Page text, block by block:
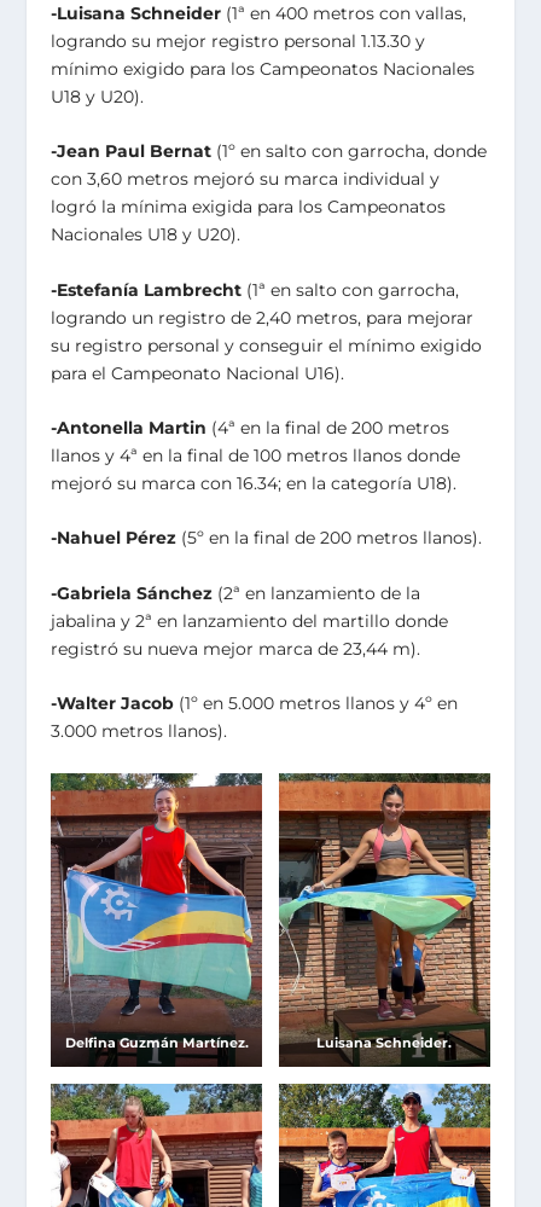
-Luisana Schneider (1ª en 400 metros con vallas,
logrando su mejor registro personal 1.13.30 y
mínimo exigido para los Campeonatos Nacionales
U18 y U20).
-Jean Paul Bernat (1º en salto con garrocha, donde
con 3,60 metros mejoró su marca individual y
logró la mínima exigida para los Campeonatos
Nacionales U18 y U20).
-Estefanía Lambrecht (1ª en salto con garrocha,
logrando un registro de 2,40 metros, para mejorar
su registro personal y conseguir el mínimo exigido
para el Campeonato Nacional U16).
-Antonella Martin (4ª en la final de 200 metros
llanos y 4ª en la final de 100 metros llanos donde
mejoró su marca con 16.34; en la categoría U18).
-Nahuel Pérez (5º en la final de 200 metros llanos).
-Gabriela Sánchez (2ª en lanzamiento de la
jabalina y 2ª en lanzamiento del martillo donde
registró su nueva mejor marca de 23,44 m).
-Walter Jacob (1º en 5.000 metros llanos y 4º en
3.000 metros llanos).
Delfina Guzmán Martínez. Luisana Schneider.